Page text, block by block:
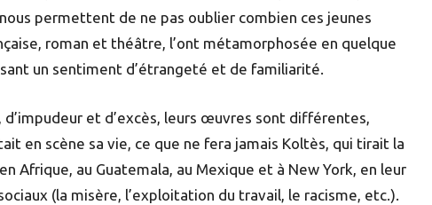
permettent de ne pas oublier combien ces jeunes
roman et théâtre, l’ont métamorphosée en quelque
un sentiment d’étrangeté et de familiarité.
d’impudeur et d’excès, leurs œuvres sont différentes,
en scène sa vie, ce que ne fera jamais Koltès, qui tirait la
Afrique, au Guatemala, au Mexique et à New York, en leur
(la misère, l’exploitation du travail, le racisme, etc.).